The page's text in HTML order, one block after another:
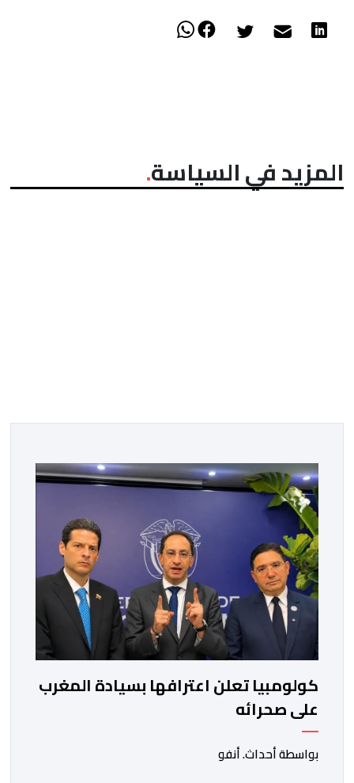
المزيد في السياسة
كولومبيا تعلن اعترافها بسيادة المغرب
على صحرائه
بواسطة أحداث. أنفو